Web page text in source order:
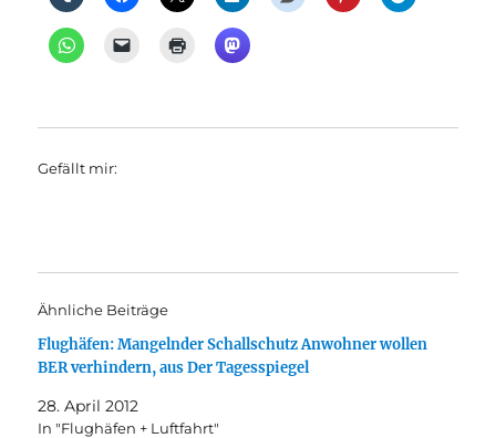
Gefällt mir:
Ähnliche Beiträge
Flughäfen: Mangelnder Schallschutz Anwohner wollen
BER verhindern, aus Der Tagesspiegel
28. April 2012
In "Flughäfen + Luftfahrt"